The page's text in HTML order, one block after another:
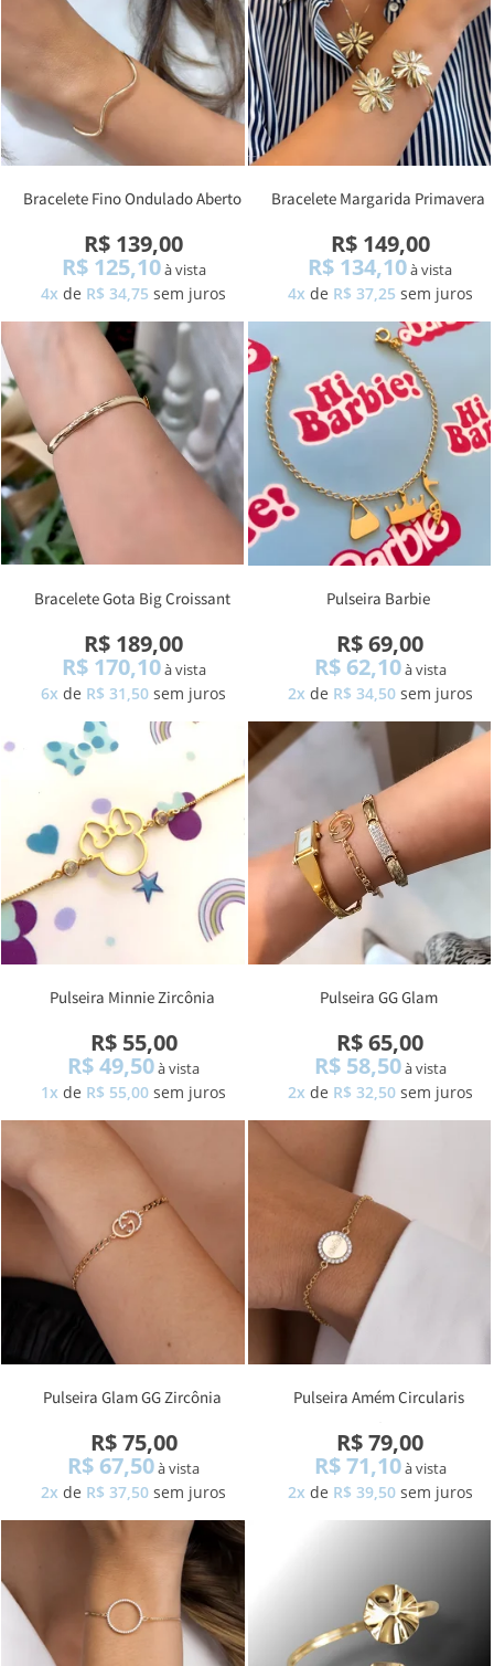
Bracelete Fino Ondulado Aberto
R$ 139,00
R$ 125,10à vista
4x de R$ 34,75sem juros
Bracelete Margarida Primavera
R$ 149,00
R$ 134,10à vista
4x de R$ 37,25 sem juros
Bracelete Gota Big Croissant
R$ 189,00
R$ 170,10à vista
6x de R$ 31,50sem juros
Pulseira Barbie
R$ 69,00
R$ 62,10à vista
2x de R$ 34,50 sem juros
Pulseira Minnie Zircônia
R$ 55,00
R$ 49,50à vista
1x de R$ 55,00sem juros
Pulseira GG Glam
R$ 65,00
R$ 58,50à vista
2x de R$ 32,50 sem juros
Pulseira Glam GG Zircônia
R$ 75,00
R$ 67,50à vista
2x de R$ 37,50sem juros
Pulseira Amém Circularis
R$ 79,00
R$ 71,10à vista
2x de R$ 39,50 sem juros